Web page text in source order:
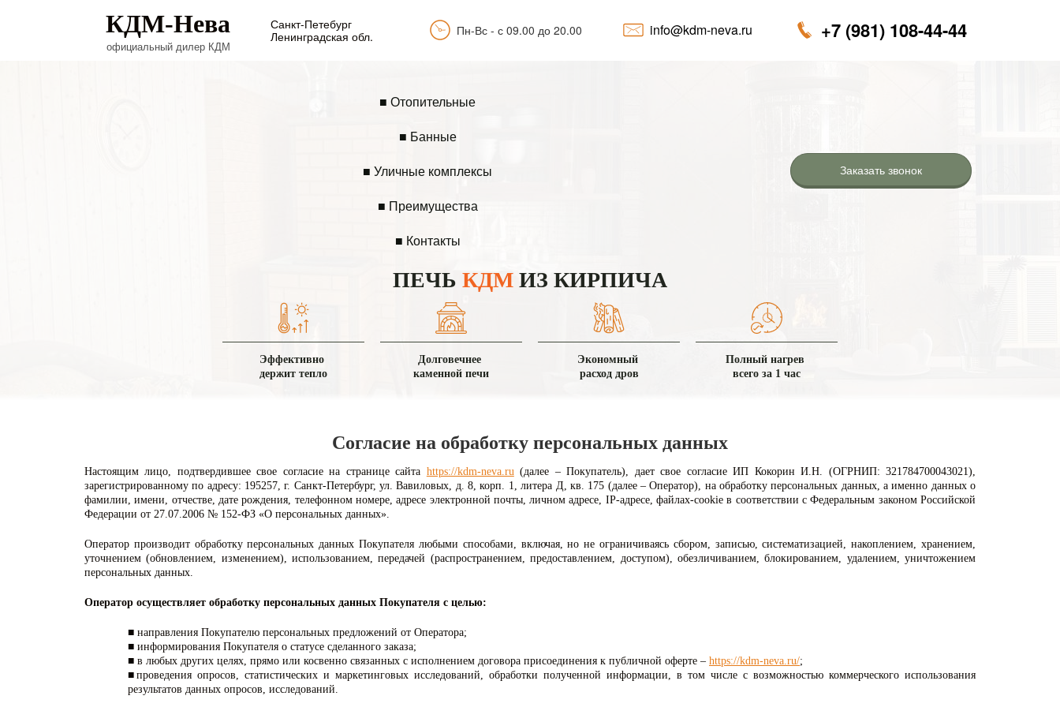
КДМ-Нева
официальный дилер КДМ
Санкт-Петебург
Ленинградская обл.
Пн-Вс - с 09.00 до 20.00 info@kdm-neva.ru +7 (981) 108-44-44
■ Отопительные
■ Банные
■ Уличные комплексы
■ Преимущества
■ Контакты
Заказать звонок
ПЕЧЬ КДМ ИЗ КИРПИЧА
Эффективно
держит тепло
Долговечнее
каменной печи
Экономный
расход дров
Полный нагрев
всего за 1 час
Согласие на обработку персональных данных
Настоящим лицо, подтвердившее свое согласие на странице сайта https://kdm-neva.ru(далее – Покупатель), дает свое согласие ИП Кокорин И.Н. (ОГРНИП: 321784700043021),
зарегистрированному по адресу: 195257, г. Санкт-Петербург, ул. Вавиловых, д. 8, корп. 1, литера Д, кв. 175 (далее – Оператор), на обработку персональных данных, а именно данных о
фамилии, имени, отчестве, дате рождения, телефонном номере, адресе электронной почты, личном адресе, IP-адресе, файлах-cookie в соответствии с Федеральным законом Российской
Федерации от 27.07.2006 № 152-ФЗ «О персональных данных».
Оператор производит обработку персональных данных Покупателя любыми способами, включая, но не ограничиваясь сбором, записью, систематизацией, накоплением, хранением,
уточнением (обновлением, изменением), использованием, передачей (распространением, предоставлением, доступом), обезличиванием, блокированием, удалением, уничтожением
персональных данных.
Оператор осуществляет обработку персональных данных Покупателя с целью:
■ направления Покупателю персональных предложений от Оператора;
■ информирования Покупателя о статусе сделанного заказа;
■ в любых других целях, прямо или косвенно связанных с исполнением договора присоединения к публичной оферте – https://kdm-neva.ru/;
■проведения опросов, статистических и маркетинговых исследований, обработки полученной информации, в том числе с возможностью коммерческого использования
результатов данных опросов, исследований.